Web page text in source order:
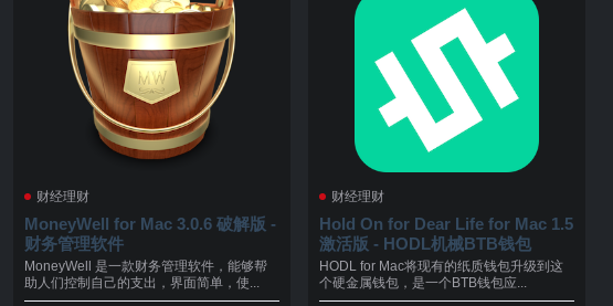
财经理财
MoneyWell for Mac 3.0.6 破解版 -
财务管理软件
MoneyWell 是一款财务管理软件，能够帮
助人们控制自己的支出，界面简单，使...
财经理财
Hold On for Dear Life for Mac 1.5
激活版 - HODL机械BTB钱包
HODL for Mac将现有的纸质钱包升级到这
个硬金属钱包，是一个BTB钱包应...